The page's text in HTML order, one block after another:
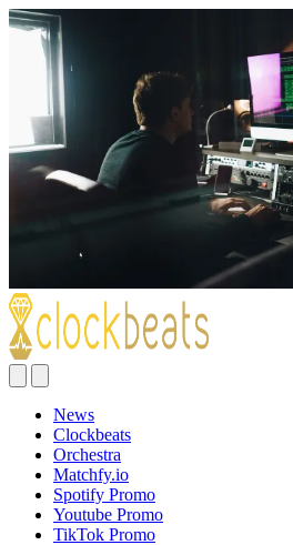
News
Clockbeats
Orchestra
Matchfy.io
Spotify Promo
Youtube Promo
TikTok Promo